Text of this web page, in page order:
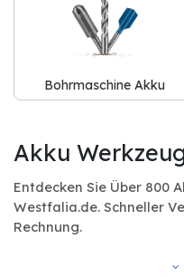
Bohrmaschine Akku
Akku
Entdecken Sie Über 800
Westfalia.de. Schneller
Rechnung.